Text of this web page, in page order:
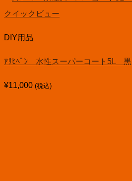
クイックビュー
DIY用品
ｱｻﾋﾍﾟﾝ 水性スーパーコート5L 黒
¥11,000 (税込)